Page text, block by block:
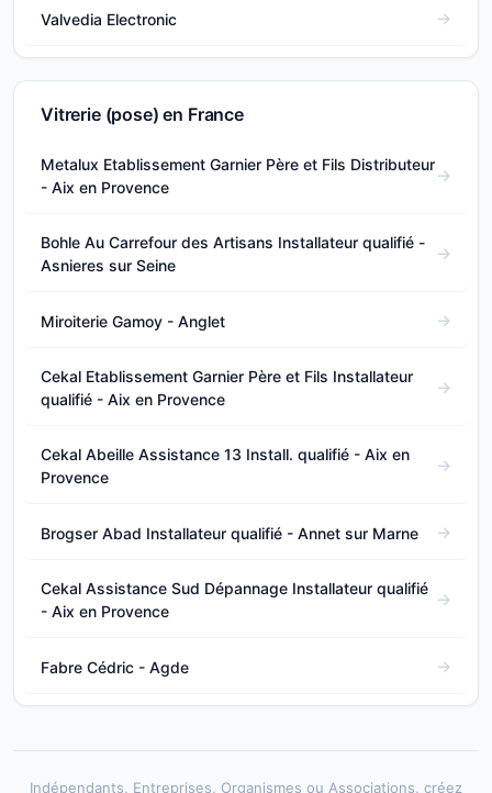
Valvedia Electronic
Vitrerie (pose) en France
Metalux Etablissement Garnier Père et Fils Distributeur
- Aix en Provence
Bohle Au Carrefour des Artisans Installateur qualifié -
Asnieres sur Seine
Miroiterie Gamoy - Anglet
Cekal Etablissement Garnier Père et Fils Installateur
qualifié - Aix en Provence
Cekal Abeille Assistance 13 Install. qualifié - Aix en
Provence
Brogser Abad Installateur qualifié - Annet sur Marne
Cekal Assistance Sud Dépannage Installateur qualifié
- Aix en Provence
Fabre Cédric - Agde
Indépendants, Entreprises, Organismes ou Associations, créez